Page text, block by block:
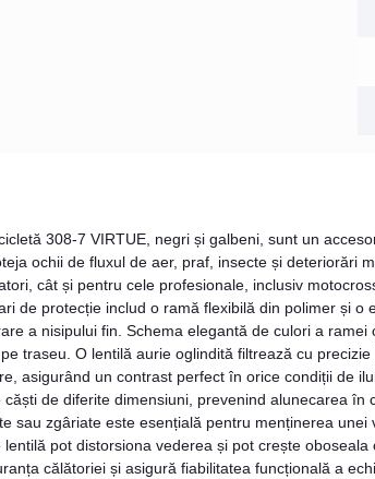
308-7 VIRTUE, negri și galbeni, sunt un
ochii de fluxul de aer, praf, insecte și deteriorări
cât și pentru cele profesionale, inclusiv
de protecție includ o ramă flexibilă din polimer și o
a nisipului fin. Schema elegantă de culori a ramei
traseu. O lentilă aurie oglindită filtrează cu
asigurând un contrast perfect în orice condiții de
de diferite dimensiuni, prevenind alunecarea în
sau zgâriate este esențială pentru menținerea unei
pot distorsiona vederea și pot crește oboseala
călătoriei și asigură fiabilitatea funcțională a